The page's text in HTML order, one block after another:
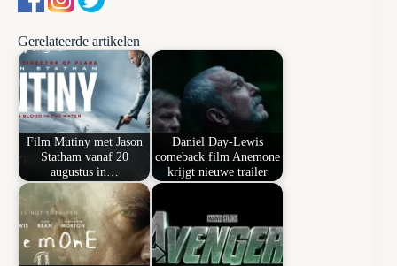
Gerelateerde artikelen
Film Mutiny met Jason
Statham vanaf 20
augustus in…
Daniel Day-Lewis
comeback film Anemone
krijgt nieuwe trailer